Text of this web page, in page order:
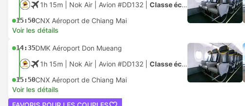
1h 15m | Nok Air Avion #DD132 Classe économique
15:50CNX Aéroport de Chiang Mai
Voir les détails
14:35DMK Aéroport Don Mueang
1h 15m | Nok Air Avion #DD132 Classe économique
15:50CNX Aéroport de Chiang Mai
Voir les détails